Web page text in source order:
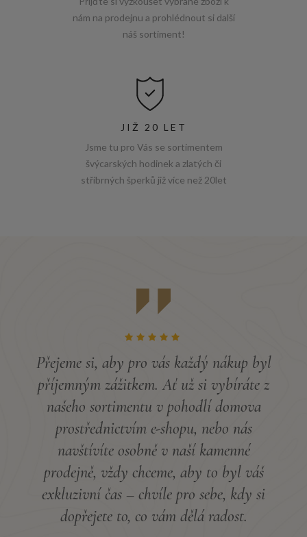
nám na prodejnu a prohlédnout si další
náš sortiment!
JIŽ 20 LET
Jsme tu pro Vás se sortimentem
švýcarských hodinek a zlatých či
stříbrných šperků již více než 20let
Přejeme si, aby pro vás každý nákup byl
příjemným zážitkem. Ať už si vybíráte z
našeho sortimentu v pohodlí domova
prostřednictvím e-shopu, nebo nás
navštívíte osobně v naší kamenné
prodejně, vždy chceme, aby to byl váš
exkluzivní čas – chvíle pro sebe, kdy si
dopřejete to, co vám dělá radost.